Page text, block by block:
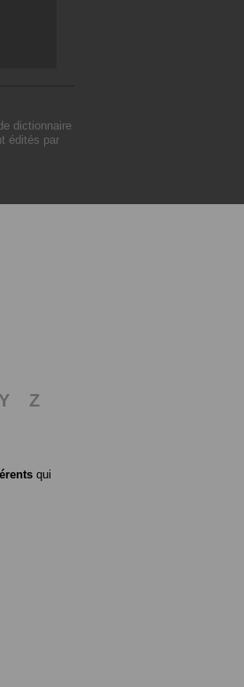
dictionnaire
édités par
Y
Z
qui